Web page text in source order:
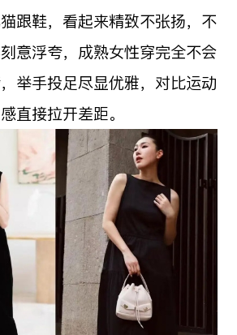
跟鞋，看起来精致不张扬，不
意浮夸，成熟女性穿完全不会
举手投足尽显优雅，对比运动
直接拉开差距。